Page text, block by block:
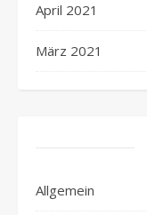
April 2021
März 2021
Allgemein